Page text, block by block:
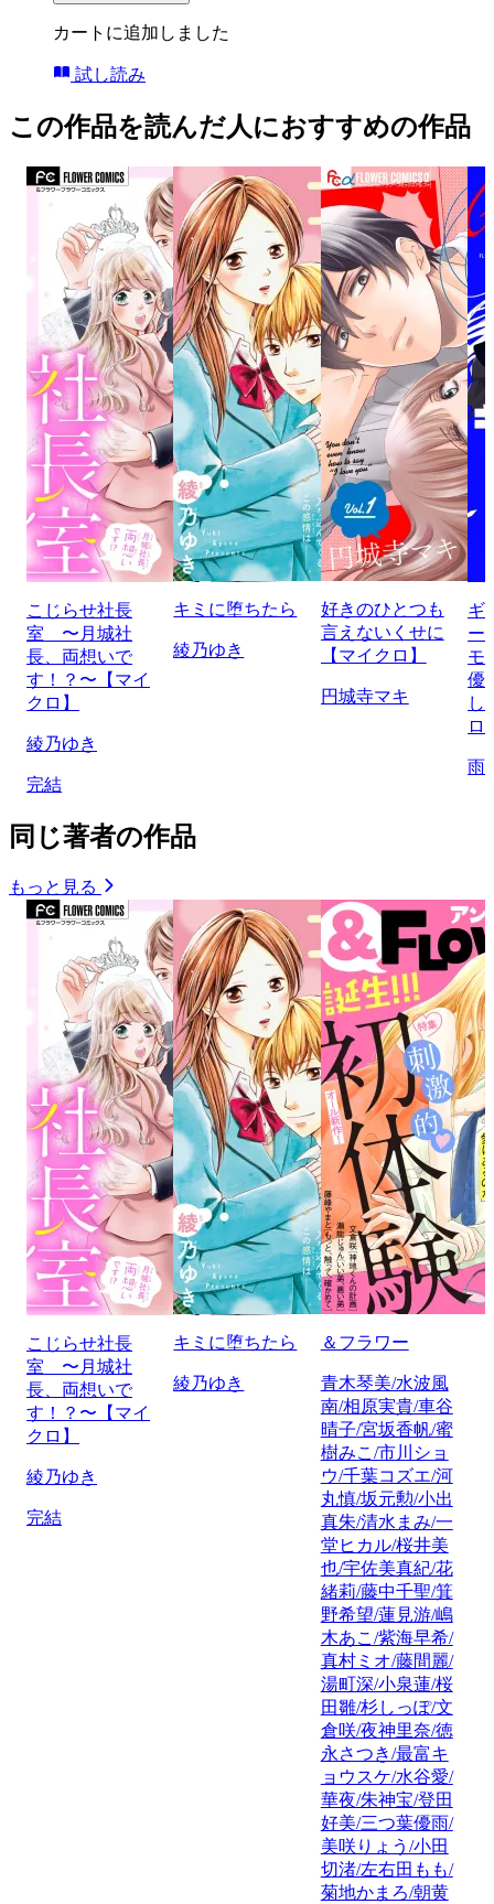
カートに追加しました
試し読み
この作品を読んだ人におすすめの作品
こじらせ社長
室 〜月城社
長、両想いで
す！？〜【マイ
クロ】
綾乃ゆき
完結
キミに堕ちたら
綾乃ゆき
好きのひとつも
言えないくせに
【マイクロ】
円城寺マキ
ギ
ー
モ
優
し
ロ
雨
同じ著者の作品
もっと見る
こじらせ社長
室 〜月城社
長、両想いで
す！？〜【マイ
クロ】
綾乃ゆき
完結
キミに堕ちたら
綾乃ゆき
＆フラワー
青木琴美/水波風
南/相原実貴/車谷
晴子/宮坂香帆/蜜
樹みこ/市川ショ
ウ/千葉コズエ/河
丸慎/坂元勲/小出
真朱/清水まみ/一
堂ヒカル/桜井美
也/宇佐美真紀/花
緒莉/藤中千聖/箕
野希望/蓮見游/嶋
木あこ/紫海早希/
真村ミオ/藤間麗/
湯町深/小泉蓮/桜
田雛/杉しっぽ/文
倉咲/夜神里奈/徳
永さつき/最富キ
ョウスケ/水谷愛/
華夜/朱神宝/登田
好美/三つ葉優雨/
美咲りょう/小田
切渚/左右田もも/
菊地かまろ/朝黄